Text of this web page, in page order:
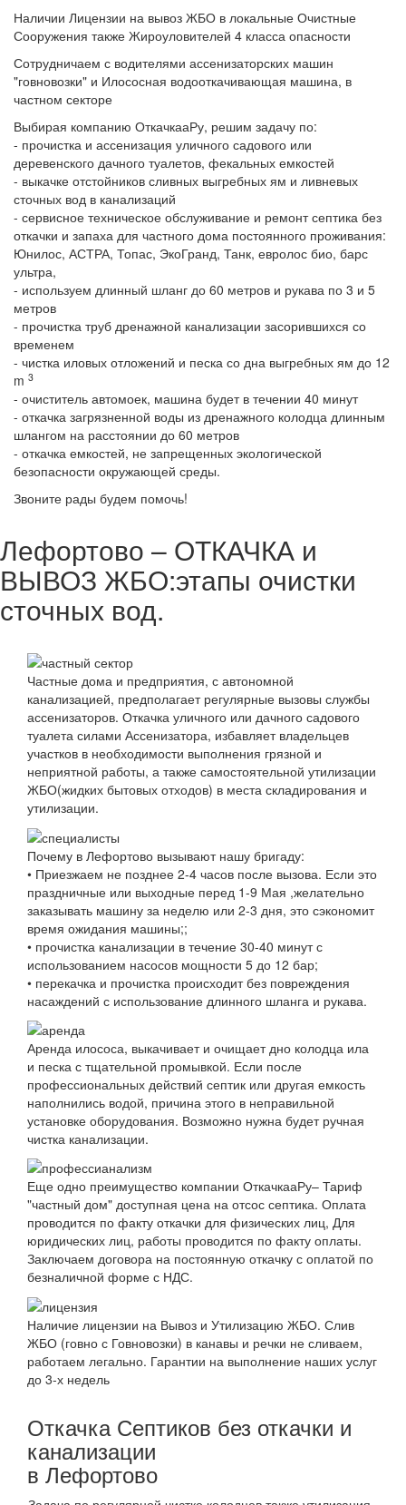
Наличии Лицензии на вывоз ЖБО в локальные Очистные
Сооружения также Жироуловителей 4 класса опасности
Сотрудничаем с водителями ассенизаторских машин
"говновозки" и Илососная водооткачивающая машина, в
частном секторе
Выбирая компанию ОткачкааРу, решим задачу по:
- прочистка и ассенизация уличного садового или
деревенского дачного туалетов, фекальных емкостей
- выкачке отстойников сливных выгребных ям и ливневых
сточных вод в канализаций
- сервисное техническое обслуживание и ремонт септика без
откачки и запаха для частного дома постоянного проживания:
Юнилос, АСТРА, Топас, ЭкоГранд, Танк, евролос био, барс
ультра,
- используем длинный шланг до 60 метров и рукава по 3 и 5
метров
- прочистка труб дренажной канализации засорившихся со
временем
- чистка иловых отложений и песка со дна выгребных ям до 12
m 3
- очиститель автомоек, машина будет в течении 40 минут
- откачка загрязненной воды из дренажного колодца длинным
шлангом на расстоянии до 60 метров
- откачка емкостей, не запрещенных экологической
безопасности окружающей среды.
Звоните рады будем помочь!
Лефортово – ОТКАЧКА и
ВЫВОЗ ЖБО:этапы очистки
сточных вод.
Частные дома и предприятия, с автономной
канализацией, предполагает регулярные вызовы службы
ассенизаторов. Откачка уличного или дачного садового
туалета силами Ассенизатора, избавляет владельцев
участков в необходимости выполнения грязной и
неприятной работы, а также самостоятельной утилизации
ЖБО(жидких бытовых отходов) в места складирования и
утилизации.
Почему в Лефортово вызывают нашу бригаду:
• Приезжаем не позднее 2-4 часов после вызова. Если это
праздничные или выходные перед 1-9 Мая ,желательно
заказывать машину за неделю или 2-3 дня, это сэкономит
время ожидания машины;;
• прочистка канализации в течение 30-40 минут с
использованием насосов мощности 5 до 12 бар;
• перекачка и прочистка происходит без повреждения
насаждений с использование длинного шланга и рукава.
Аренда илососа, выкачивает и очищает дно колодца ила
и песка с тщательной промывкой. Если после
профессиональных действий септик или другая емкость
наполнились водой, причина этого в неправильной
установке оборудования. Возможно нужна будет ручная
чистка канализации.
Еще одно преимущество компании ОткачкааРу– Тариф
"частный дом" доступная цена на отсос септика. Оплата
проводится по факту откачки для физических лиц, Для
юридических лиц, работы проводится по факту оплаты.
Заключаем договора на постоянную откачку с оплатой по
безналичной форме с НДС.
Наличие лицензии на Вывоз и Утилизацию ЖБО. Слив
ЖБО (говно с Говновозки) в канавы и речки не сливаем,
работаем легально. Гарантии на выполнение наших услуг
до 3-х недель
Откачка Септиков без откачки и
канализации
в Лефортово